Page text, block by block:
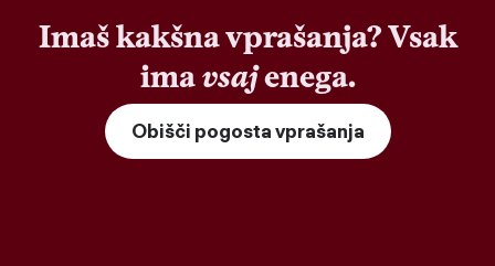
Imaš kakšna vprašanja? Vsak
imavsajenega.
Obišči pogosta vprašanja